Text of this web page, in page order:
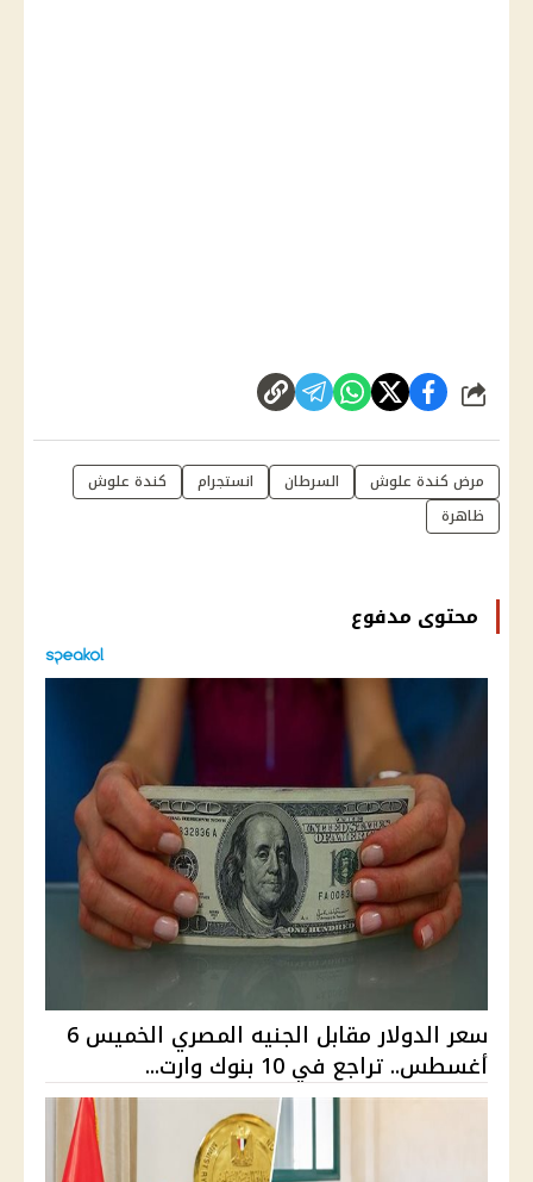
شارك
مرض كندة علوش السرطان انستجرام
كندة علوش
ظاهرة
محتوى مدفوع
سعر الدولار مقابل الجنيه المصري الخميس 6
أغسطس.. تراجع في 10 بنوك وارت...